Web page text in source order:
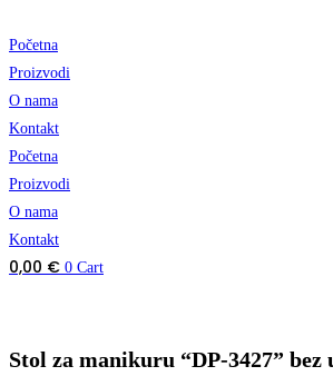
Početna
Proizvodi
O nama
Kontakt
Početna
Proizvodi
O nama
Kontakt
0,00 € 0 Cart
Stol za manikuru “DP-3427” bez